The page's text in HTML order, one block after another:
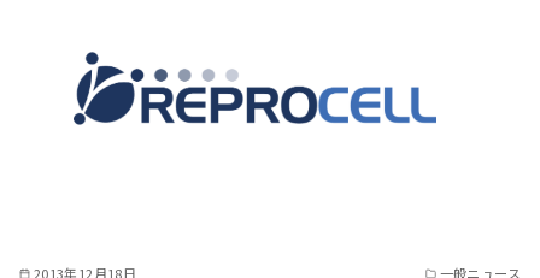
2013年12月18日 一般ニュース